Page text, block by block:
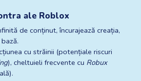
ale Roblox
de conținut, încurajează creația,
cu străinii (potențiale riscuri
), cheltuieli frecvente cu Robux